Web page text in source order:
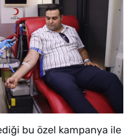
bu özel kampanya ile